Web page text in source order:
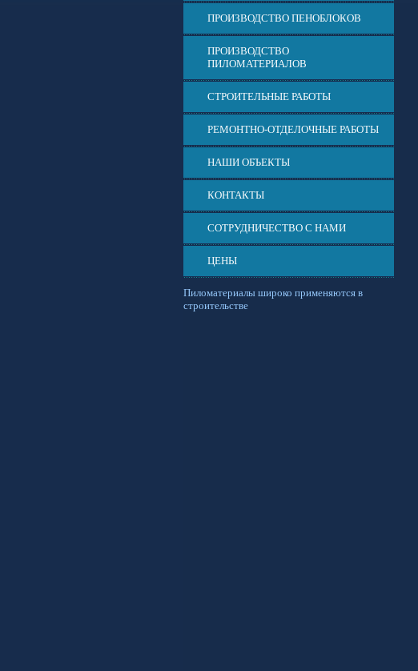
ПРОИЗВОДСТВО ПЕНОБЛОКОВ
ПРОИЗВОДСТВО
ПИЛОМАТЕРИАЛОВ
СТРОИТЕЛЬНЫЕ РАБОТЫ
РЕМОНТНО-ОТДЕЛОЧНЫЕ РАБОТЫ
НАШИ ОБЪЕКТЫ
КОНТАКТЫ
СОТРУДНИЧЕСТВО С НАМИ
ЦЕНЫ
Пиломатериалы широко применяются в
строительстве